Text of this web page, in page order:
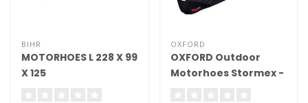
BIHR
MOTORHOES L 228 X 99
X 125
OXFORD
OXFORD Outdoor
Motorhoes Stormex -